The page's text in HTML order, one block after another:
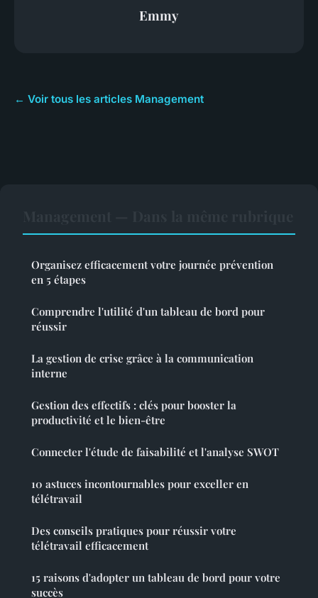
Emmy
← Voir tous les articles Management
Organisez efficacement votre journée prévention
en 5 étapes
Comprendre l'utilité d'un tableau de bord pour
réussir
La gestion de crise grâce à la communication
interne
Gestion des effectifs : clés pour booster la
productivité et le bien-être
Connecter l'étude de faisabilité et l'analyse SWOT
10 astuces incontournables pour exceller en
télétravail
Des conseils pratiques pour réussir votre
télétravail efficacement
15 raisons d'adopter un tableau de bord pour votre
succès